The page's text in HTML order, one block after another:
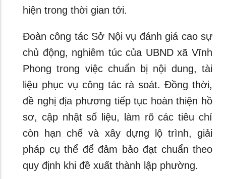
hiện trong thời gian tới.
Đoàn công tác Sở Nội vụ đánh giá cao sự
chủ động, nghiêm túc của UBND xã Vĩnh
Phong trong việc chuẩn bị nội dung, tài
liệu phục vụ công tác rà soát. Đồng thời,
đề nghị địa phương tiếp tục hoàn thiện hồ
sơ, cập nhật số liệu, làm rõ các tiêu chí
còn hạn chế và xây dựng lộ trình, giải
pháp cụ thể để đảm bảo đạt chuẩn theo
quy định khi đề xuất thành lập phường.